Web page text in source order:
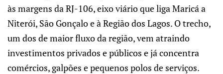
às margens da RJ-106, eixo viário que liga Maricá a
Niterói, São Gonçalo e à Região dos Lagos. O trecho,
um dos de maior fluxo da região, vem atraindo
investimentos privados e públicos e já concentra
comércios, galpões e pequenos polos de serviços.